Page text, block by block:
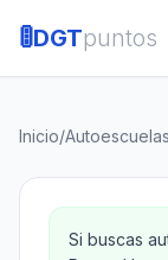
🚦DGTpuntos
Inicio/Autoescuelas
Si buscas